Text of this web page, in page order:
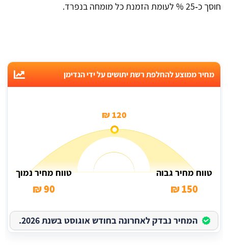
חוסך כ‑25 % לעומת הזמנת כל מומחה בנפרד.
מחיר ממוצע להחלפת רשת יתושים על ידי הנדימן
120 ₪
טווח מחיר גבוה
150 ₪
טווח מחיר נמוך
90 ₪
המחיר נבדק לאחרונה בחודש אוגוסט בשנת 2026.